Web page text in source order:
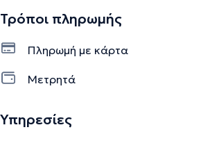
Τρόποι πληρωμής
Πληρωμή με κάρτα
Μετρητά
Υπηρεσίες